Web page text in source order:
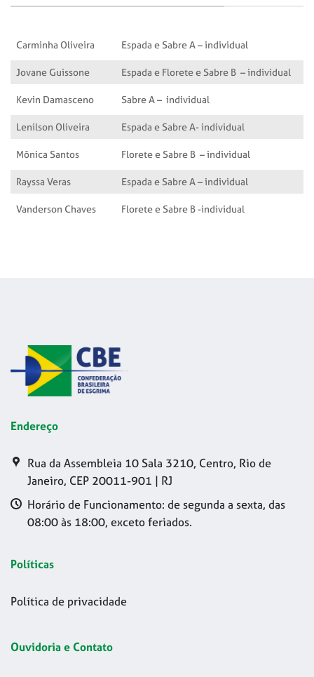
Carminha Oliveira
Espada e Sabre A – individual
Jovane Guissone
Espada e Florete e Sabre B – individual
Kevin Damasceno
Sabre A – individual
Lenilson Oliveira
Espada e Sabre A- individual
Mônica Santos
Florete e Sabre B – individual
Rayssa Veras
Espada e Sabre A – individual
Vanderson Chaves
Florete e Sabre B -individual
Endereço
Rua da Assembleia 10 Sala 3210, Centro, Rio de
Janeiro, CEP 20011-901 | RJ
Horário de Funcionamento: de segunda a sexta, das
08:00 às 18:00, exceto feriados.
Políticas
Política de privacidade
Ouvidoria e Contato